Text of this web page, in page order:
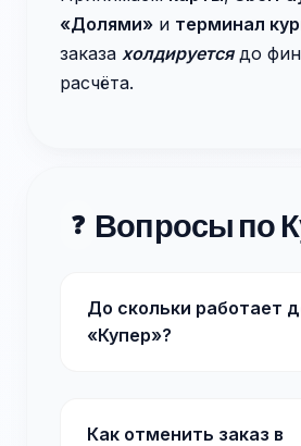
«Долями» и терминал
заказа холдируетсядо
расчёта.
❓ Вопросы по
До скольки работает
«Купер»?
Как отменить заказ в